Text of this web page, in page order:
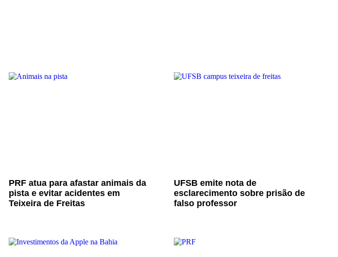
PRF atua para afastar animais da
pista e evitar acidentes em
Teixeira de Freitas
UFSB emite nota de
esclarecimento sobre prisão de
falso professor